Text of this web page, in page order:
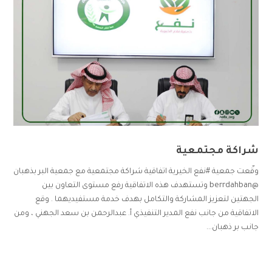
شراكة مجتمعية
وقّعت جمعية #نفع الخيرية اتفاقية شراكة مجتمعية مع جمعية البر بذهبان
@berrdahban وتستهدف هذه الاتفاقية رفع مستوى التعاون بين
الجهتين لتعزيز المشاركة والتكامل بهدف خدمة مستفيديهما . وقع
الاتفاقية من جانب نفع المدير التنفيذي أ. عبدالرحمن بن سعد الجهني ، ومن
جانب بر ذهبان...